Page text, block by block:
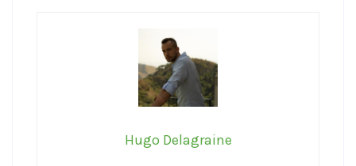
Hugo Delagraine